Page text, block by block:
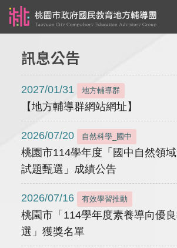
訊息公告
2027/01/31 地方輔導群
【地方輔導群網站網址】
2026/07/20 自然科學_國中
桃園市114學年度「國中自然領
試題甄選」成績公告
2026/07/16 有效學習推動
桃園市「114學年度素養導向優
選」獲獎名單